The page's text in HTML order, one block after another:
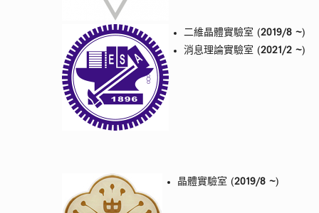
二維晶體實驗室 (2019/8 ~)
消息理論實驗室 (2021/2 ~)
晶體實驗室 (2019/8 ~)